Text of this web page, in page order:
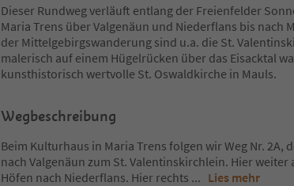
Dieser Rundweg verläuft entlang der Freienfelder
Maria Trens über Valgenäun und Niederflans bis nach
der Mittelgebirgswanderung sind u.a. die St.
malerisch auf einem Hügelrücken über das Eisacktal
kunsthistorisch wertvolle St. Oswaldkirche in Mauls.
Wegbeschreibung
Beim Kulturhaus in Maria Trens folgen wir Weg Nr. 2A,
nach Valgenäun zum St. Valentinskirchlein. Hier weiter
Höfen nach Niederflans. Hier rechts ... Lies mehr